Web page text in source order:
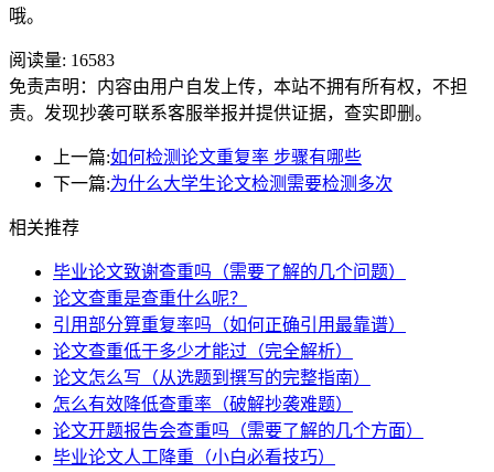
哦。
阅读量: 16583
免责声明：内容由用户自发上传，本站不拥有所有权，不担
责。发现抄袭可联系客服举报并提供证据，查实即删。
上一篇:如何检测论文重复率 步骤有哪些
下一篇:为什么大学生论文检测需要检测多次
相关推荐
毕业论文致谢查重吗（需要了解的几个问题）
论文查重是查重什么呢？
引用部分算重复率吗（如何正确引用最靠谱）
论文查重低于多少才能过（完全解析）
论文怎么写（从选题到撰写的完整指南）
怎么有效降低查重率（破解抄袭难题）
论文开题报告会查重吗（需要了解的几个方面）
毕业论文人工降重（小白必看技巧）